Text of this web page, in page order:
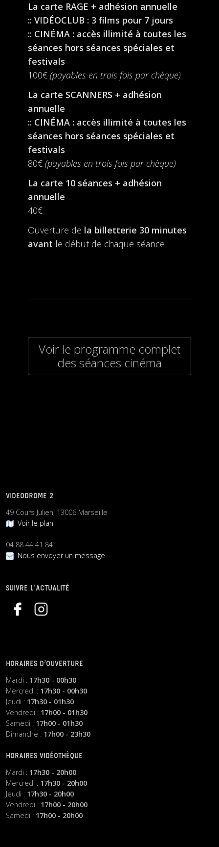
La carte RAGE + adhésion annuelle
:: VIDÉOCLUB : 3 films pour 7 jours
:: CINÉMA : accès illimité à toutes les
séances hors séances spéciales et
festivals
100€ (payables en trois fois par chèque)
La carte SCANNERS + adhésion
annuelle
:: CINÉMA : accès illimité à toutes les
séances hors séances spéciales et
festivals
80€ (payables en trois fois par chèque)
La carte 10 séances + adhésion
annuelle
40€
Ouverture de la billetterie 30 minutes
avant le début de chaque séance
Voir le programme complet
des séances cinéma
VIDEODROME 2
49 Cours Julien, 13006 Marseille
Voir le plan
04 88 44 41 84
Nous envoyer un message
SUIVRE L’ACTUALITÉ
HORAIRES D’OUVERTURE
Mardi : 17h30 - 00h30
Mercredi : 17h30 - 00h30
Jeudi : 17h30 - 01h30
Vendredi : 17h00 - 01h30
Samedi : 17h00 - 01h30
Dimanche : 17h00 - 23h30
HORAIRES VIDÉOTHÈQUE
Mardi : 17h30 - 20h00
Mercredi : 17h30 - 20h00
Jeudi : 17h30 - 20h00
Vendredi : 17h00 - 20h00
Samedi : 17h00 - 20h00